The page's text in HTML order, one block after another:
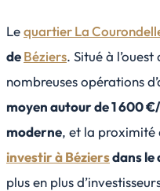
Lequartier La
deBéziers. Situé à
nombreuses opérations
moyen autour de 1 600
moderne, et la proximité
investir à Béziersdans le
plus en plus